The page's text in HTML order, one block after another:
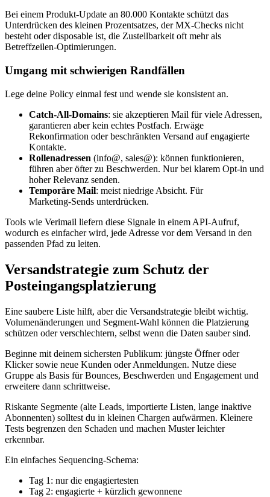
Bei einem Produkt‑Update an 80.000 Kontakte schützt das
Unterdrücken des kleinen Prozentsatzes, der MX‑Checks nicht
besteht oder disposable ist, die Zustellbarkeit oft mehr als
Betreffzeilen‑Optimierungen.
Umgang mit schwierigen Randfällen
Lege deine Policy einmal fest und wende sie konsistent an.
Catch‑All‑Domains: sie akzeptieren Mail für viele Adressen,
garantieren aber kein echtes Postfach. Erwäge
Rekonfirmation oder beschränkten Versand auf engagierte
Kontakte.
Rollenadressen (info@, sales@): können funktionieren,
führen aber öfter zu Beschwerden. Nur bei klarem Opt‑in und
hoher Relevanz senden.
Temporäre Mail: meist niedrige Absicht. Für
Marketing‑Sends unterdrücken.
Tools wie Verimail liefern diese Signale in einem API‑Aufruf,
wodurch es einfacher wird, jede Adresse vor dem Versand in den
passenden Pfad zu leiten.
Versandstrategie zum Schutz der
Posteingangsplatzierung
Eine saubere Liste hilft, aber die Versandstrategie bleibt wichtig.
Volumenänderungen und Segment‑Wahl können die Platzierung
schützen oder verschlechtern, selbst wenn die Daten sauber sind.
Beginne mit deinem sichersten Publikum: jüngste Öffner oder
Klicker sowie neue Kunden oder Anmeldungen. Nutze diese
Gruppe als Basis für Bounces, Beschwerden und Engagement und
erweitere dann schrittweise.
Riskante Segmente (alte Leads, importierte Listen, lange inaktive
Abonnenten) solltest du in kleinen Chargen aufwärmen. Kleinere
Tests begrenzen den Schaden und machen Muster leichter
erkennbar.
Ein einfaches Sequencing‑Schema:
Tag 1: nur die engagiertesten
Tag 2: engagierte + kürzlich gewonnene